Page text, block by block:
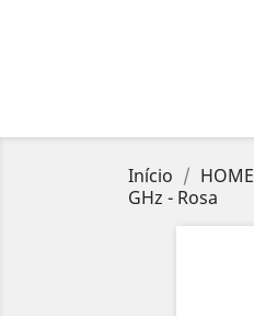
Início HOME
GHz - Rosa